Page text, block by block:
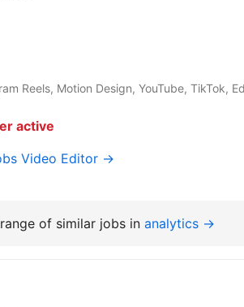
Reels, Motion Design, YouTube, TikTok,
active
Video Editor →
of similar jobs in analytics →